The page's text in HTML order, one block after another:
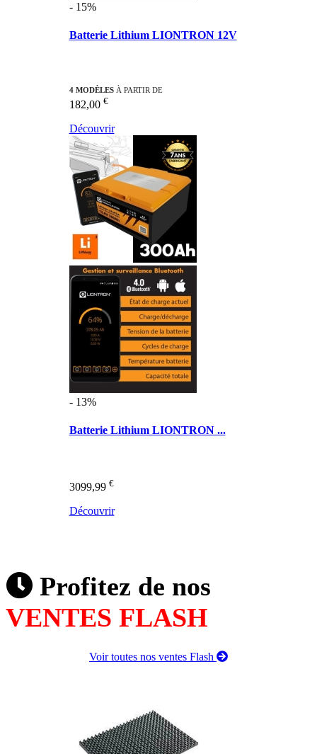
- 15%
Batterie Lithium LIONTRON 12V
4 MODÈLESÀ PARTIR DE
182,00 €
Découvrir
- 13%
Batterie Lithium LIONTRON ...
3099,99 €
Découvrir
Profitez de nos
VENTES FLASH
Voir toutes nos ventes Flash